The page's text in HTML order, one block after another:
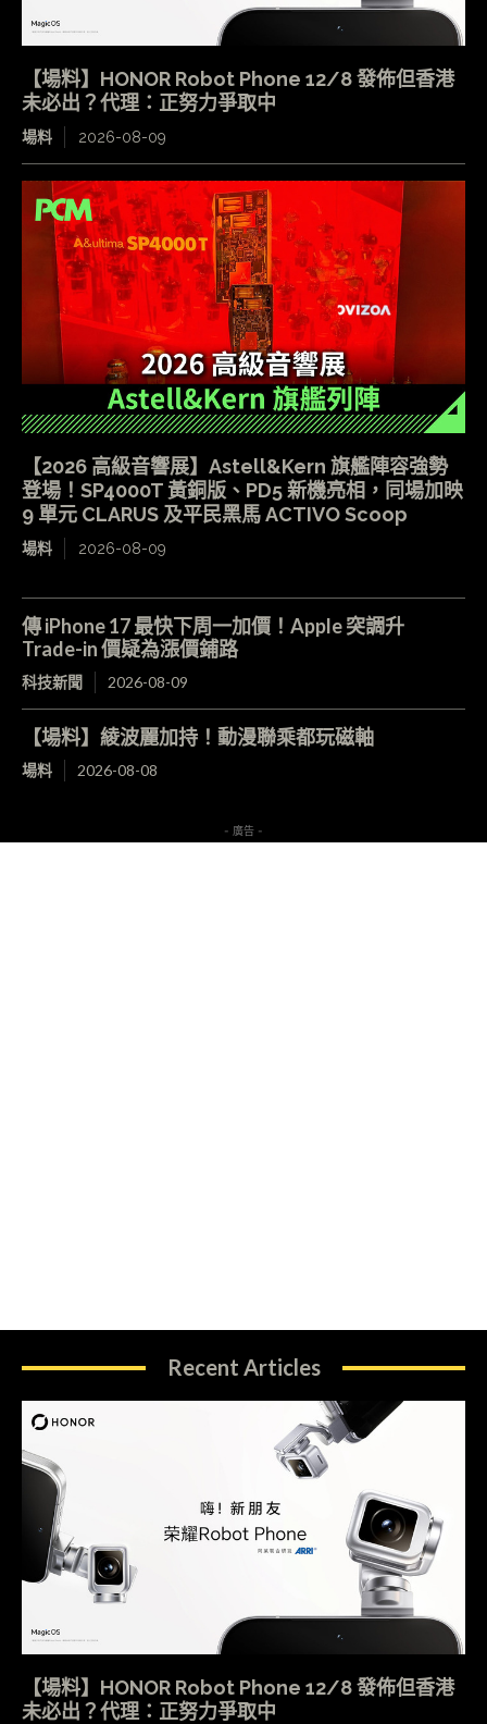
【場料】HONOR Robot Phone 12/8 發佈但香港
未必出？代理：正努力爭取中
場料 2026-08-09
【2026 高級音響展】Astell&Kern 旗艦陣容強勢
登場！SP4000T 黃銅版、PD5 新機亮相，同場加映
9 單元 CLARUS 及平民黑馬 ACTIVO Scoop
場料 2026-08-09
傳 iPhone 17 最快下周一加價！Apple 突調升
Trade-in 價疑為漲價鋪路
科技新聞 2026-08-09
【場料】綾波麗加持！動漫聯乘都玩磁軸
場料 2026-08-08
- 廣告 -
Recent Articles
【場料】HONOR Robot Phone 12/8 發佈但香港
未必出？代理：正努力爭取中